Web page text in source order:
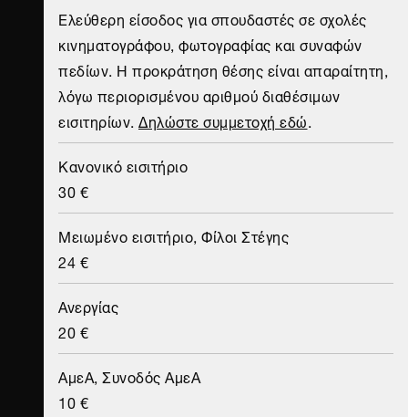
Ελεύθερη είσοδος για σπουδαστές σε σχολές
κινηματογράφου, φωτογραφίας και συναφών
πεδίων. Η προκράτηση θέσης είναι απαραίτητη,
λόγω περιορισμένου αριθμού διαθέσιμων
εισιτηρίων.Δηλώστε συμμετοχή εδώ.
Κανονικό εισιτήριο
30 €
Μειωμένο εισιτήριο, Φίλοι Στέγης
24 €
Ανεργίας
20 €
ΑμεΑ, Συνοδός ΑμεΑ
10 €